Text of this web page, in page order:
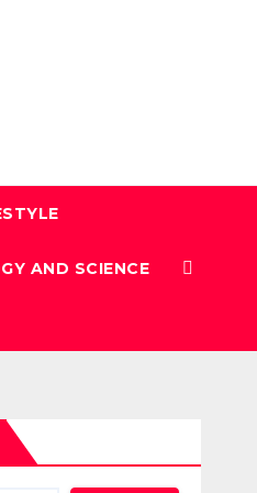
AND SCIENCE